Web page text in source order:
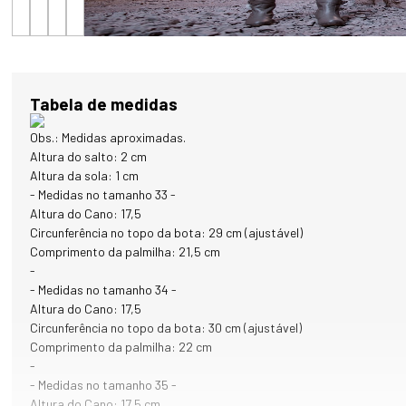
O COURO UTILIZADO NESSE CALÇADO TEM CERTIFICAÇÃO LWG:
do segmento no meio ambiente. Dessa forma, são oferecidas
orientações e melhorias nos processos sustentáveis da indústria
coureira.
O curtume que desenvolve o couro deste calçado é detentor da
medalha de ouro da LWG, o que demonstra o compromisso com
processos inteligentes que envolvem a sustentabilidade, inovação e
tecnologia.
Tabela de medidas
Obs.: Medidas aproximadas.
Altura do salto: 2 cm
Altura da sola: 1 cm
- Medidas no tamanho 33 -
Altura do Cano: 17,5
Circunferência no topo da bota: 29 cm (ajustável)
Comprimento da palmilha: 21,5 cm
-
- Medidas no tamanho 34 -
Altura do Cano: 17,5
Circunferência no topo da bota: 30 cm (ajustável)
Comprimento da palmilha: 22 cm
-
- Medidas no tamanho 35 -